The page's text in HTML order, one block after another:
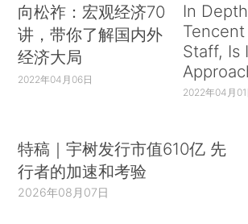
向松祚：宏观经济70
讲，带你了解国内外
经济大局
2022年04月06日
In
Staff, Is
2022年04月01
特稿｜宇树发行市值610亿 先
行者的加速和考验
2026年08月07日